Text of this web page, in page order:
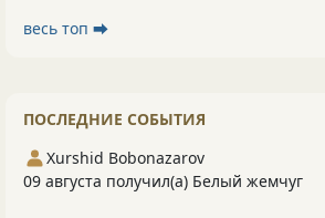
весь топ ⮕
ПОСЛЕДНИЕ СОБЫТИЯ
Xurshid Bobonazarov
09 августа получил(а) Белый жемчуг